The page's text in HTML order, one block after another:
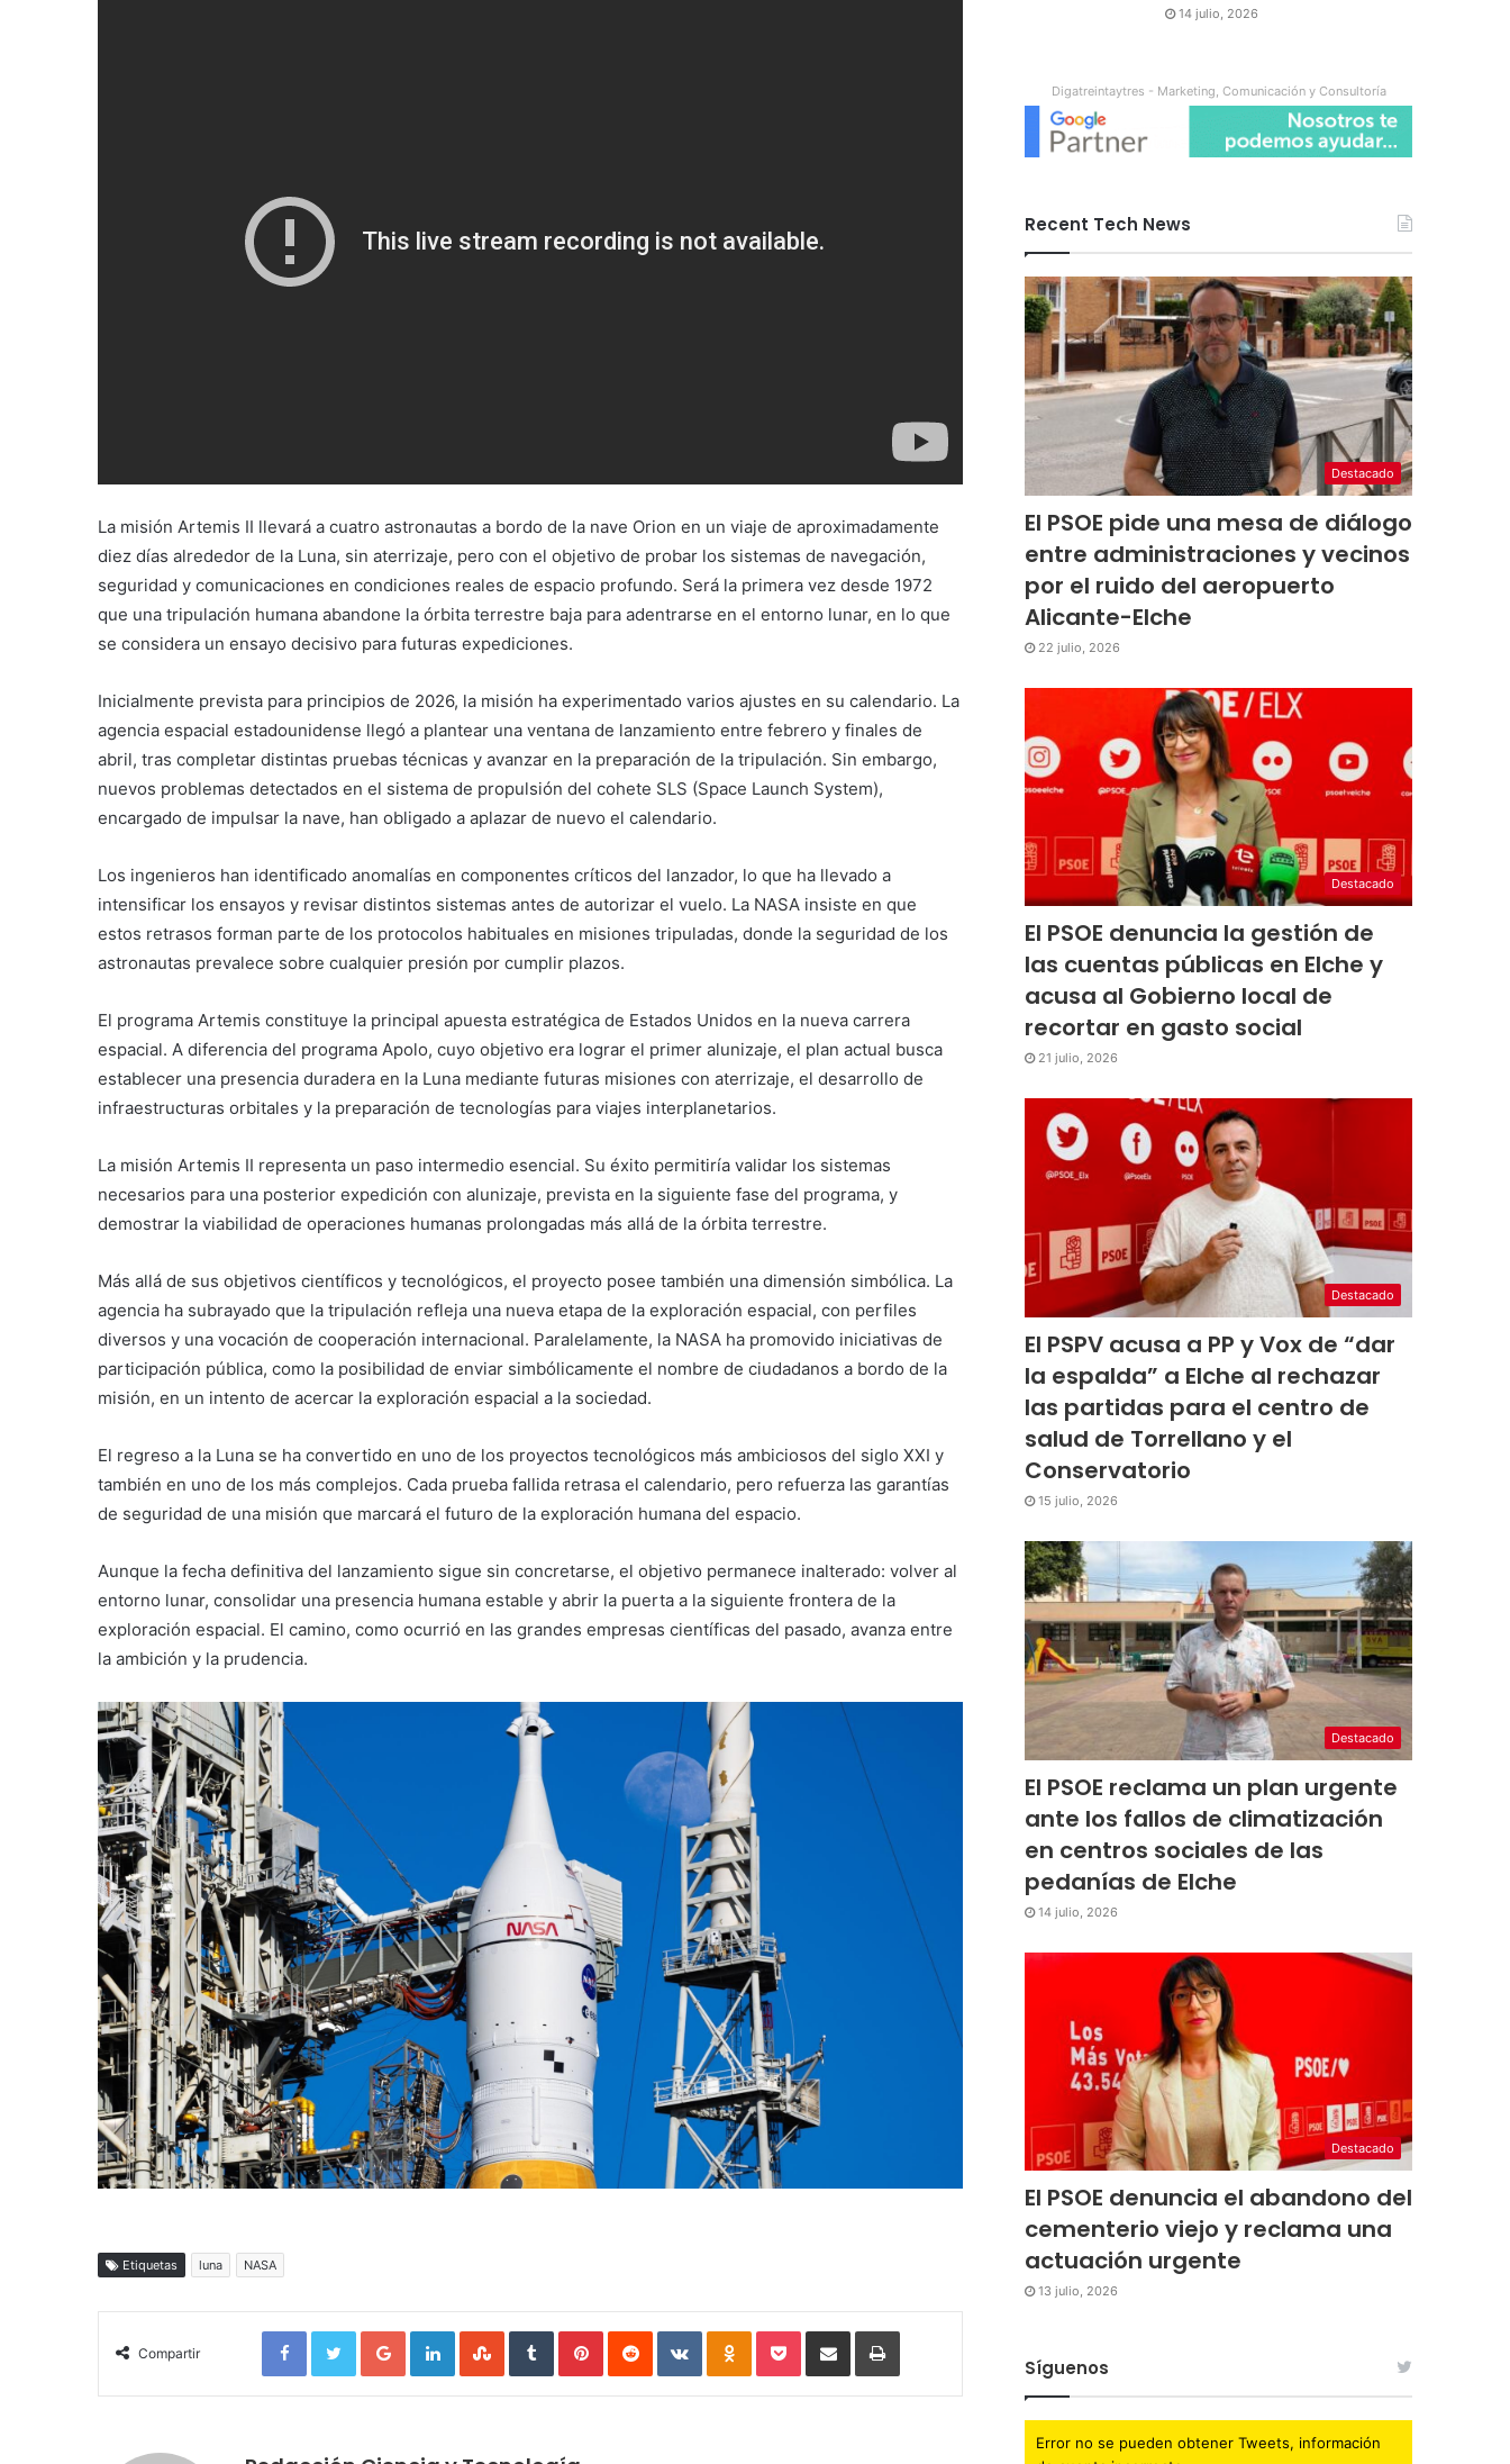
La misión Artemis II llevará a cuatro astronautas a bordo de la nave Orion en un viaje de aproximadamente
diez días alrededor de la Luna, sin aterrizaje, pero con el objetivo de probar los sistemas de navegación,
seguridad y comunicaciones en condiciones reales de espacio profundo. Será la primera vez desde 1972
que una tripulación humana abandone la órbita terrestre baja para adentrarse en el entorno lunar, en lo que
se considera un ensayo decisivo para futuras expediciones.
Inicialmente prevista para principios de 2026, la misión ha experimentado varios ajustes en su calendario. La
agencia espacial estadounidense llegó a plantear una ventana de lanzamiento entre febrero y finales de
abril, tras completar distintas pruebas técnicas y avanzar en la preparación de la tripulación. Sin embargo,
nuevos problemas detectados en el sistema de propulsión del cohete SLS (Space Launch System),
encargado de impulsar la nave, han obligado a aplazar de nuevo el calendario.
Los ingenieros han identificado anomalías en componentes críticos del lanzador, lo que ha llevado a
intensificar los ensayos y revisar distintos sistemas antes de autorizar el vuelo. La NASA insiste en que
estos retrasos forman parte de los protocolos habituales en misiones tripuladas, donde la seguridad de los
astronautas prevalece sobre cualquier presión por cumplir plazos.
El programa Artemis constituye la principal apuesta estratégica de Estados Unidos en la nueva carrera
espacial. A diferencia del programa Apolo, cuyo objetivo era lograr el primer alunizaje, el plan actual busca
establecer una presencia duradera en la Luna mediante futuras misiones con aterrizaje, el desarrollo de
infraestructuras orbitales y la preparación de tecnologías para viajes interplanetarios.
La misión Artemis II representa un paso intermedio esencial. Su éxito permitiría validar los sistemas
necesarios para una posterior expedición con alunizaje, prevista en la siguiente fase del programa, y
demostrar la viabilidad de operaciones humanas prolongadas más allá de la órbita terrestre.
Más allá de sus objetivos científicos y tecnológicos, el proyecto posee también una dimensión simbólica. La
agencia ha subrayado que la tripulación refleja una nueva etapa de la exploración espacial, con perfiles
diversos y una vocación de cooperación internacional. Paralelamente, la NASA ha promovido iniciativas de
participación pública, como la posibilidad de enviar simbólicamente el nombre de ciudadanos a bordo de la
misión, en un intento de acercar la exploración espacial a la sociedad.
El regreso a la Luna se ha convertido en uno de los proyectos tecnológicos más ambiciosos del siglo XXI y
también en uno de los más complejos. Cada prueba fallida retrasa el calendario, pero refuerza las garantías
de seguridad de una misión que marcará el futuro de la exploración humana del espacio.
Aunque la fecha definitiva del lanzamiento sigue sin concretarse, el objetivo permanece inalterado: volver al
entorno lunar, consolidar una presencia humana estable y abrir la puerta a la siguiente frontera de la
exploración espacial. El camino, como ocurrió en las grandes empresas científicas del pasado, avanza entre
la ambición y la prudencia.
Etiquetas luna NASA
Compartir
Facebook Twitter Google+ LinkedIn StumbleUpon Tumblr Pinterest Reddit VKontakte Pocket
14 julio, 2026
Digatreintaytres - Marketing, Comunicación y Consultoría
Recent Tech News
Destacado
El PSOE pide una mesa de diálogo
entre administraciones y vecinos
por el ruido del aeropuerto
Alicante-Elche
22 julio, 2026
Destacado
El PSOE denuncia la gestión de
las cuentas públicas en Elche y
acusa al Gobierno local de
recortar en gasto social
21 julio, 2026
Destacado
El PSPV acusa a PP y Vox de “dar
la espalda” a Elche al rechazar
las partidas para el centro de
salud de Torrellano y el
Conservatorio
15 julio, 2026
Destacado
El PSOE reclama un plan urgente
ante los fallos de climatización
en centros sociales de las
pedanías de Elche
14 julio, 2026
Destacado
El PSOE denuncia el abandono del
cementerio viejo y reclama una
actuación urgente
13 julio, 2026
Síguenos
Error no se pueden obtener Tweets, información